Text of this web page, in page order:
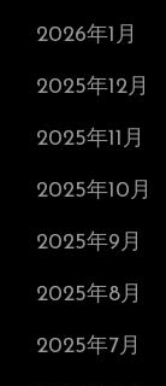
2026年1月
2025年12月
2025年11月
2025年10月
2025年9月
2025年8月
2025年7月